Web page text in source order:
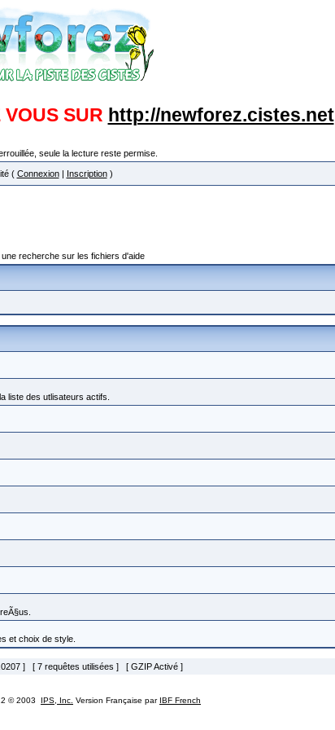
SUR http://newforez.cistes.net
seule la lecture reste permise.
( Connexion| Inscription)
recherche sur les fichiers d'aide
liste des utlisateurs actifs.
et choix de style.
] [ 7 requêtes utilisées ] [ GZIP Activé ]
© 2003 IPS, Inc. Version Française par IBF French